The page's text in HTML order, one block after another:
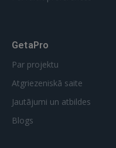
GetaPro
Par projektu
Atgriezeniskā saite
Jautājumi un atbildes
Blogs